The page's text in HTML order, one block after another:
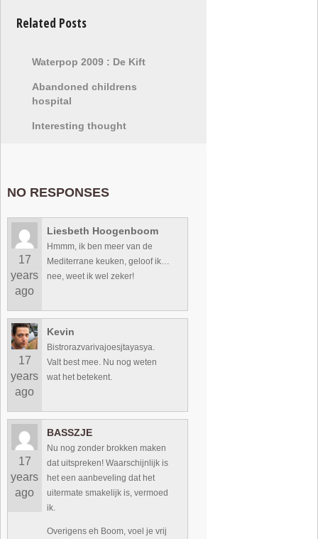
Related Posts
Waterpop 2009 : De Kift
Abandoned childrens
hospital
Interesting thought
NO RESPONSES
17
years
ago
Liesbeth Hoogenboom
Hmmm, ik ben meer van de
Mediterrane keuken, geloof ik…
nee, weet ik wel zeker!
17
years
ago
Kevin
Bistrorazvarivajoesjtayasya.
Valt best mee. Nu nog weten
wat het betekent.
17
years
ago
BASSZJE
Nu nog zonder brokken maken
dat uitspreken! Waarschijnlijk is
het een aanbeveling dat het
uitermate smakelijk is, vermoed
ik.
Overigens eh Boom, voel je vrij